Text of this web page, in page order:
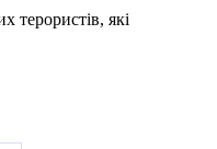
терористів, які